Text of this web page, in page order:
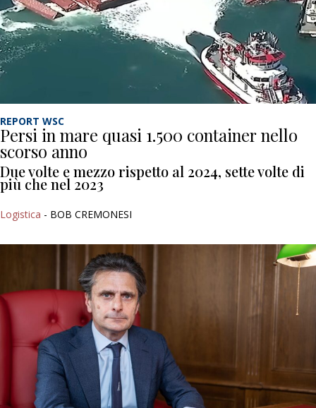
REPORT WSC
Persi in mare quasi 1.500 container nello
scorso anno
Due volte e mezzo rispetto al 2024, sette volte di
più che nel 2023
Logistica - BOB CREMONESI